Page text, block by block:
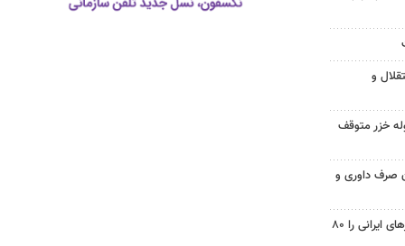
و
خزر متوقف
صرف داوری و
پاکستان هزینه انبارداری کانتینرهای ایرانی را ۸۰